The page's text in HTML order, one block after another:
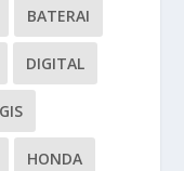
BATERAI
DIGITAL
HONDA